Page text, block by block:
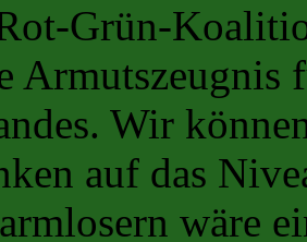
Grün-
Armutszeugnis
Wir
auf das
wäre